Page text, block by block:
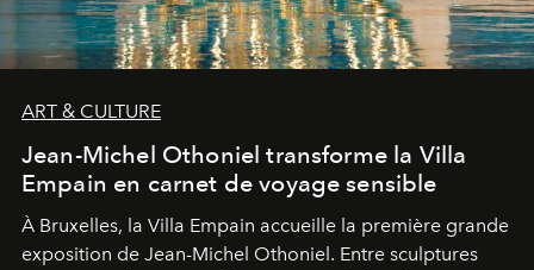
ART & CULTURE
Jean-Michel Othoniel transforme la Villa
Empain en carnet de voyage sensible
À Bruxelles, la Villa Empain accueille la première grande
exposition de Jean-Michel Othoniel. Entre sculptures